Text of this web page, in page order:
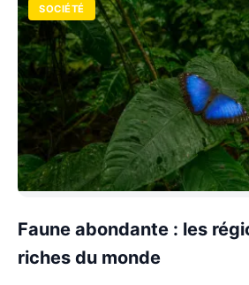
SOCIÉTÉ
Faune abondante : les
riches du monde